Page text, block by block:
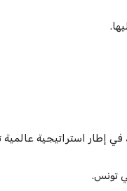
تونس.